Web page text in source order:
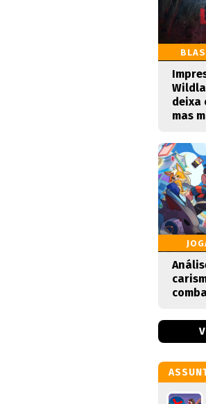
deixa
mas